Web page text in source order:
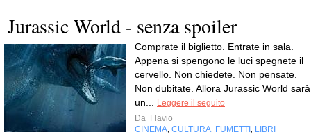
Jurassic World - senza spoiler
Comprate il biglietto. Entrate in sala.
Appena si spengono le luci spegnete il
cervello. Non chiedete. Non pensate.
Non dubitate. Allora Jurassic World sarà
un...
Leggere il seguito
Da Flavio
CINEMA CULTURA FUMETTI LIBRI